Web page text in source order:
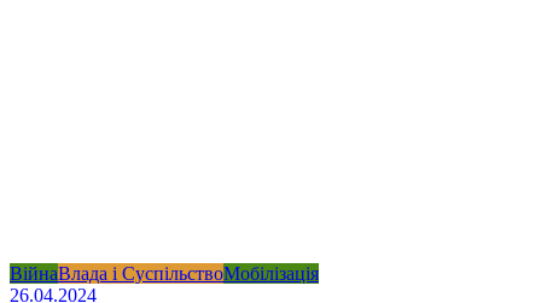
ВійнаВлада і СуспільствоМобілізація
26.04.2024